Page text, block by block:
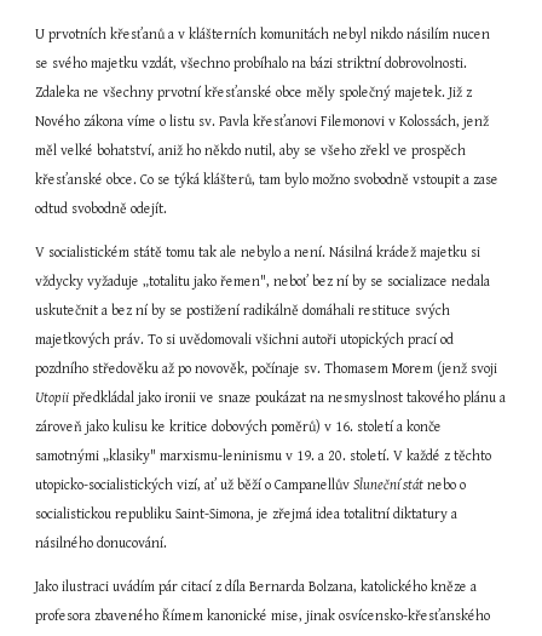
U prvotních křesťanů a v klášterních komunitách nebyl nikdo násilím nucen
se svého majetku vzdát, všechno probíhalo na bázi striktní dobrovolnosti.
Zdaleka ne všechny prvotní křesťanské obce měly společný majetek. Již z
Nového zákona víme o listu sv. Pavla křesťanovi Filemonovi v Kolossách, jenž
měl velké bohatství, aniž ho někdo nutil, aby se všeho zřekl ve prospěch
křesťanské obce. Co se týká klášterů, tam bylo možno svobodně vstoupit a zase
odtud svobodně odejít.
V socialistickém státě tomu tak ale nebylo a není. Násilná krádež majetku si
vždycky vyžaduje „totalitu jako řemen", neboť bez ní by se socializace nedala
uskutečnit a bez ní by se postižení radikálně domáhali restituce svých
majetkových práv. To si uvědomovali všichni autoři utopických prací od
Utopii předkládal jako ironii ve snaze poukázat na nesmyslnost takového plánu a
zároveň jako kulisu ke kritice dobových poměrů) v 16. století a konče
samotnými „klasiky" marxismu-leninismu v 19. a 20. století. V každé z těchto
utopicko-socialistických vizí, ať už běží o Campanellův Sluneční stát nebo o
socialistickou republiku Saint-Simona, je zřejmá idea totalitní diktatury a
násilného donucování.
Jako ilustraci uvádím pár citací z díla Bernarda Bolzana, katolického kněze a
profesora zbaveného Římem kanonické mise, jinak osvícensko-křesťanského